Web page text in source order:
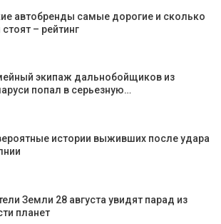
автобренды самые дорогие и сколько
стоят – рейтинг
экипаж дальнобойщиков из
попал в серьезную…
истории выживших после удара
Земли 28 августа увидят парад из
планет